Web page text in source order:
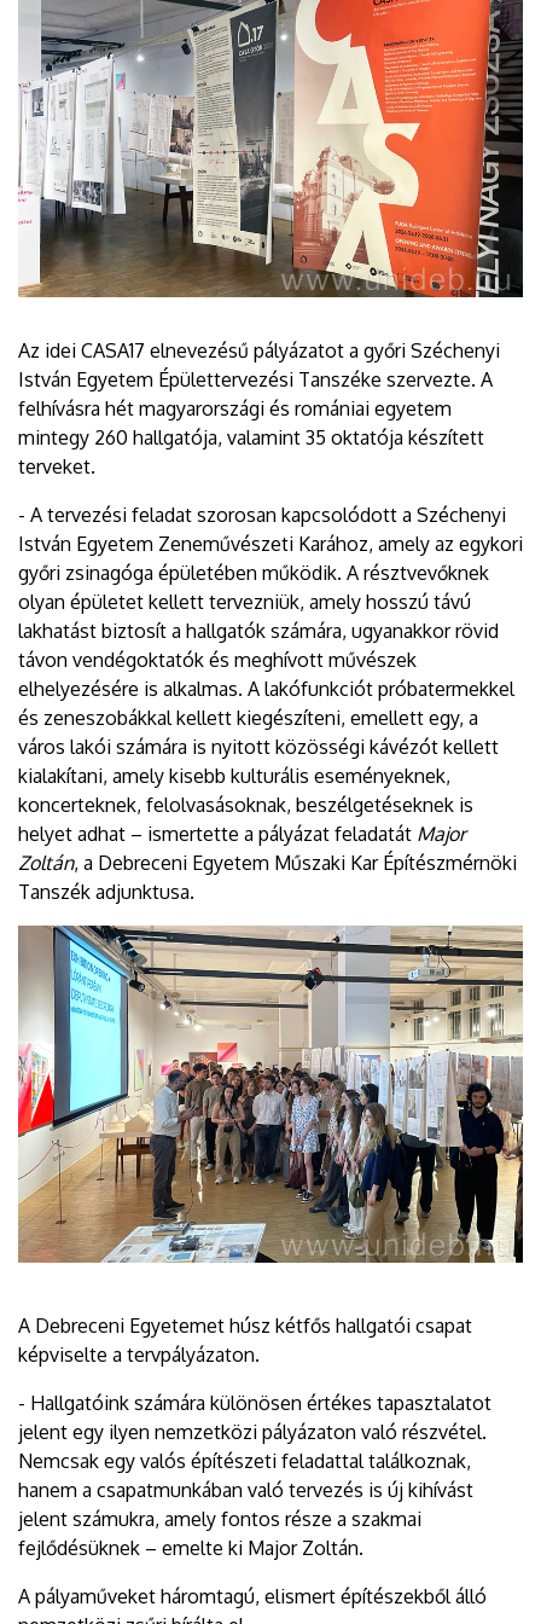
Az idei CASA17 elnevezésű pályázatot a győri Széchenyi
István Egyetem Épülettervezési Tanszéke szervezte. A
felhívásra hét magyarországi és romániai egyetem
mintegy 260 hallgatója, valamint 35 oktatója készített
terveket.
- A tervezési feladat szorosan kapcsolódott a Széchenyi
István Egyetem Zeneművészeti Karához, amely az egykori
győri zsinagóga épületében működik. A résztvevőknek
olyan épületet kellett tervezniük, amely hosszú távú
lakhatást biztosít a hallgatók számára, ugyanakkor rövid
távon vendégoktatók és meghívott művészek
elhelyezésére is alkalmas. A lakófunkciót próbatermekkel
és zeneszobákkal kellett kiegészíteni, emellett egy, a
város lakói számára is nyitott közösségi kávézót kellett
kialakítani, amely kisebb kulturális eseményeknek,
koncerteknek, felolvasásoknak, beszélgetéseknek is
helyet adhat – ismertette a pályázat feladatát Major
Zoltán, a Debreceni Egyetem Műszaki Kar Építészmérnöki
Tanszék adjunktusa.
A Debreceni Egyetemet húsz kétfős hallgatói csapat
képviselte a tervpályázaton.
- Hallgatóink számára különösen értékes tapasztalatot
jelent egy ilyen nemzetközi pályázaton való részvétel.
Nemcsak egy valós építészeti feladattal találkoznak,
hanem a csapatmunkában való tervezés is új kihívást
jelent számukra, amely fontos része a szakmai
fejlődésüknek – emelte ki Major Zoltán.
A pályaműveket háromtagú, elismert építészekből álló